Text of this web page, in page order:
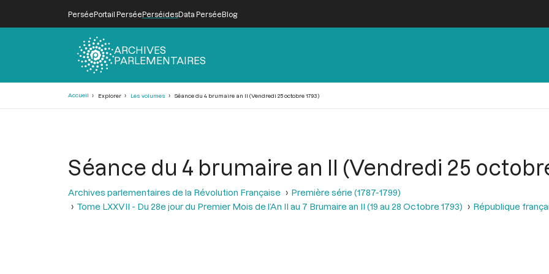
PerséePortail PerséePerséidesData PerséeBlog
ARCHIVES
PARLEMENTAIRES
Accueil Explorer Les volumes Séance du 4 brumaire an II (Vendredi 25 octobre 1793)
Séance du 4 brumaire an II (Vendredi 25
Archives parlementaires de la Révolution Française
Première série (1787-1799)
Tome LXXVII - Du 28e jour du Premier Mois de l’An II au 7 Brumaire an II (19 au 28 Octobre 1793)
République